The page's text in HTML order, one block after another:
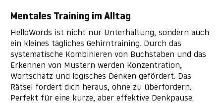
Mentales Training im Alltag
HelloWords ist nicht nur Unterhaltung, sondern auch
ein kleines tägliches Gehirntraining. Durch das
systematische Kombinieren von Buchstaben und das
Erkennen von Mustern werden Konzentration,
Wortschatz und logisches Denken gefördert. Das
Rätsel fordert dich heraus, ohne zu überfordern.
Perfekt für eine kurze, aber effektive Denkpause.